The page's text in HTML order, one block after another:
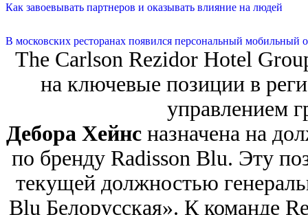
Как завоевывать партнеров и оказывать влияние на людей
В московских ресторанах появился персональный мобильный
The Carlson Rezidor Hotel
на ключевые позиции в
управлением
Дебора Хейнс назначена на
по бренду Radisson Blu. Эту
текущей должностью
Blu Белорусская». К команде